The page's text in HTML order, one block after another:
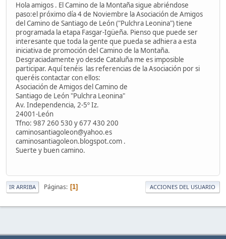
Hola amigos . El Camino de la Montaña sigue abriéndose
paso:el próximo día 4 de Noviembre la Asociación de Amigos
del Camino de Santiago de León ("Pulchra Leonina") tiene
programada la etapa Fasgar-Igüeña. Pienso que puede ser
interesante que toda la gente que pueda se adhiera a esta
iniciativa de promoción del Camino de la Montaña.
Desgraciadamente yo desde Cataluña me es imposible
participar. Aquí tenéis las referencias de la Asociación por si
queréis contactar con ellos:
Asociación de Amigos del Camino de
Santiago de León "Pulchra Leonina"
Av. Independencia, 2-5º Iz.
24001-León
Tfno: 987 260 530 y 677 430 200
caminosantiagoleon@yahoo.es
caminosantiagoleon.blogspot.com .
Suerte y buen camino.
IR ARRIBA Páginas 1 ACCIONES DEL USUARIO